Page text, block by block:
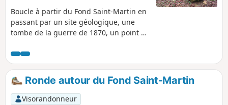
Boucle à partir du Fond Saint-Martin en
passant par un site géologique, une
tombe de la guerre de 1870, un point de
peu de dénivelé sur ce parcours.
Ronde autour du Fond Saint-Martin
Visorandonneur